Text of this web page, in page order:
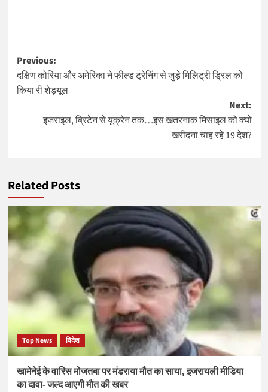
Post
navigation
Previous:
दक्षिण कोरिया और अमेरिका ने फील्ड ट्रेनिंग से जुड़े मिलिट्री ड्रिल को
किया री शेड्यूल
Next:
इजराइल, ब्रिटेन से यूक्रेन तक…इस खतरनाक मिसाइल को क्यों
खरीदना चाह रहे 19 देश?
Related Posts
Top News विदेश
खामेनेई के वारिस मोजतबा पर मंडराया मौत का साया, इजरायली मीडिया
का दावा- जल्द आएगी मौत की खबर